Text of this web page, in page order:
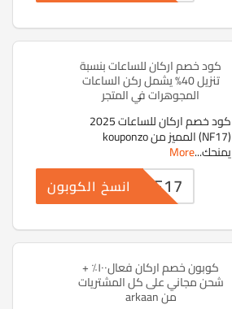
كود خصم اركان للساعات بنسبة
تنزيل 40% يشمل ركن الساعات
المجوهرات في المتجر
كود خصم اركان للساعات 2025
(NF17) المميز من kouponzo
يمنحك...
More
NF17 انسخ الكوبون
كوبون خصم اركان فعال١٠٠٪ +
شحن مجاني على كل المشتريات
من arkaan